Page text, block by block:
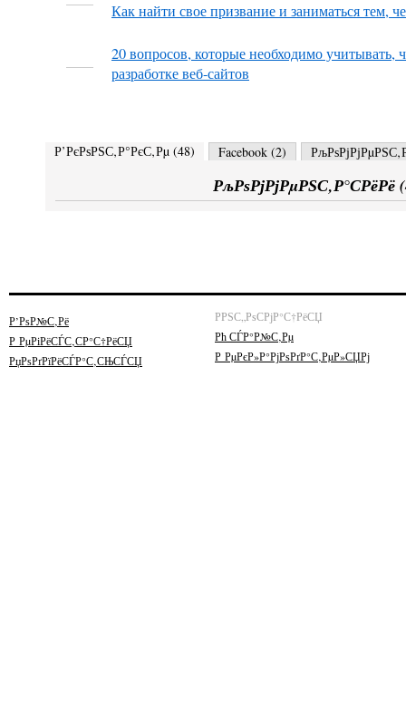
Как найти свое призвание и заниматься тем,
20 вопросов, которые необходимо учитывать,
разработке веб-сайтов
Р’РєРѕРЅС‚Р°РєС‚Рµ (48) Facebook (2)
РљРѕРјРјРµРЅС‚Р°СРёРё (
Р’РѕР№С‚Рё
Р РµРіРёСЃС‚СР°С†РёСЏ
РџРѕРґРїРёСЃР°С‚СЊСЃСЏ
РРЅС„РѕСРјР°С†РёСЏ
Рћ СЃР°Р№С‚Рµ
Р РµРєР»Р°РјРѕРґР°С‚РµР»СЏРј